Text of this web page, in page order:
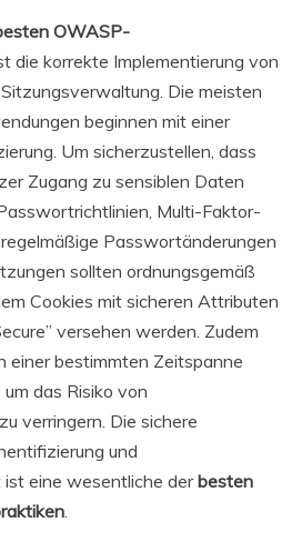
OWASP-
die korrekte Implementierung von
Die meisten
beginnen mit einer
Um sicherzustellen, dass
Zugang zu sensiblen Daten
Multi-Faktor-
Passwortänderungen
sollten ordnungsgemäß
Cookies mit sicheren Attributen
versehen werden. Zudem
einer bestimmten Zeitspanne
das Risiko von
verringern. Die sichere
und
eine wesentliche derbesten
.